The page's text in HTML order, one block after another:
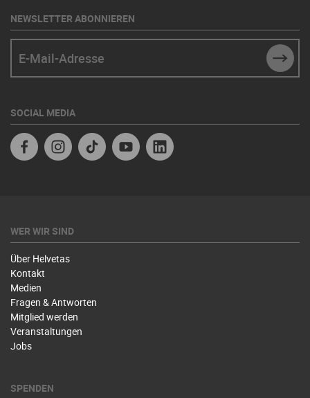
NEWSLETTER ABONNIEREN
SOCIAL MEDIA
FacebookInstagramTikTok Youtube
WER WIR SIND
Über Helvetas
Kontakt
Medien
Fragen & Antworten
Mitglied werden
Veranstaltungen
Jobs
SPENDEN